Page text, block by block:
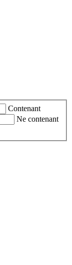
Contenant
Ne contenant